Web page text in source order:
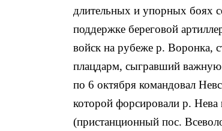
длительных и упорных боях
поддержке береговой
войск на рубеже р. Воронка,
плацдарм, сыгравший важную
по 6 октября командовал
которой форсировали р. Нева
(пристанционный пос.